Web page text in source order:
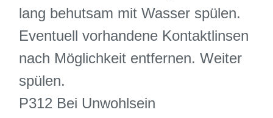
lang behutsam mit Wasser spülen.
Eventuell vorhandene Kontaktlinsen
nach Möglichkeit entfernen. Weiter
spülen.
P312 Bei Unwohlsein